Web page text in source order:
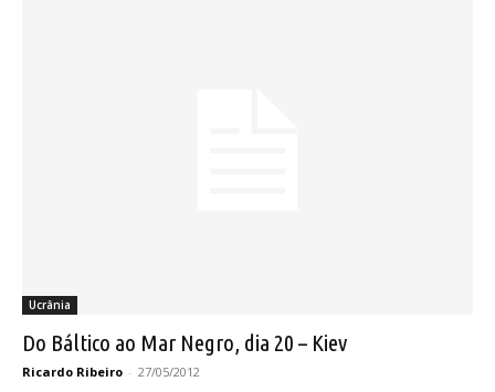
Ucrânia
Do Báltico ao Mar Negro, dia 20 – Kiev
Ricardo Ribeiro - 27/05/2012